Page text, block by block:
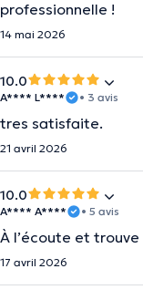
professionnelle !
14 mai 2026
10.0
A**** L**** • 3 avis
tres satisfaite.
21 avril 2026
10.0
A**** A**** • 5 avis
À l’écoute et
17 avril 2026